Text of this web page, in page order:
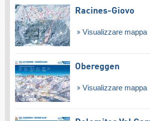
Racines-Giovo
Visualizzare mappa
Obereggen
Visualizzare mappa